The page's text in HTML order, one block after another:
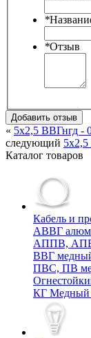
*
*Отзыв
Добавить отзыв
« 5х2,5 ВВГнгд -
следующий
Каталог товаров
Кабель и
АВВГ
АППВ, АПВ
ВВГ
ПВС, ПВ
КГ Медный